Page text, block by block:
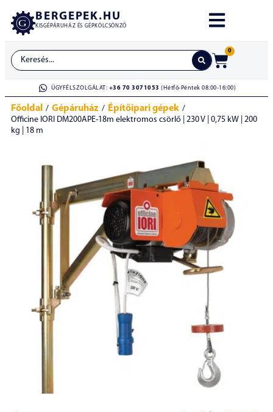
BERGEPEK.HU
KISGÉPÁRUHÁZ ÉS GÉPKÖLCSÖNZŐ
0
ÜGYFÉLSZOLGÁLAT: +36 70 3071053 (Hétfő-Péntek 08:00-16:00)
Főoldal / Gépáruház / Építőipari gépek /
Officine IORI DM200APE-18m elektromos csörlő | 230 V | 0,75 kW | 200
kg | 18 m